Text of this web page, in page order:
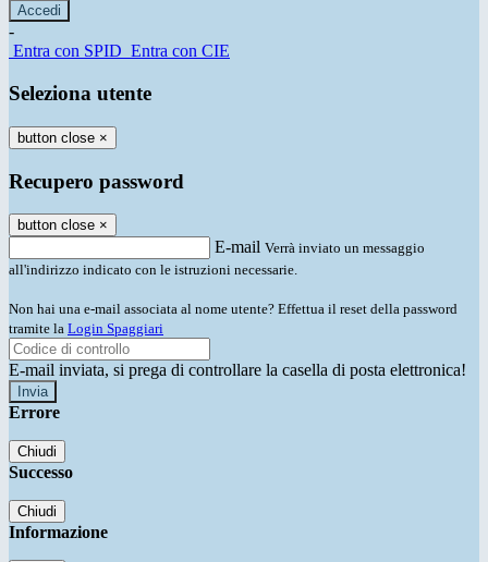
-
Entra con SPID Entra con CIE
Seleziona utente
button close ×
Recupero password
button close ×
E-mail Verrà inviato un messaggio
all'indirizzo indicato con le istruzioni necessarie.
Non hai una e-mail associata al nome utente? Effettua il reset della password
tramite la Login Spaggiari
E-mail inviata, si prega di controllare la casella di posta elettronica!
Errore
Chiudi
Successo
Chiudi
Informazione